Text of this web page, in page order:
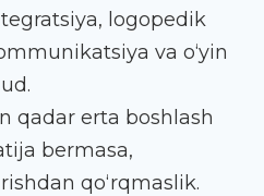
logopedik
va o‘yin
qadar erta boshlash
bermasa,
qo‘rqmaslik.